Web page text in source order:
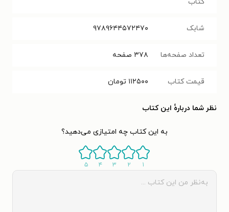
شابک ۹۷۸۹۶۴۴۵۷۲۴۷۰
تعداد صفحه‌ها ۳۷۸ صفحه
قیمت کتاب ۱۱۲۵۰۰ تومان
نظر شما دربارهٔ این کتاب
به این کتاب چه امتیازی می‌دهید؟
۱ ۲ ۳ ۴ ۵